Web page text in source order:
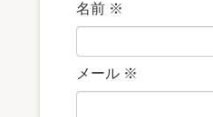
名前 ※
メール ※